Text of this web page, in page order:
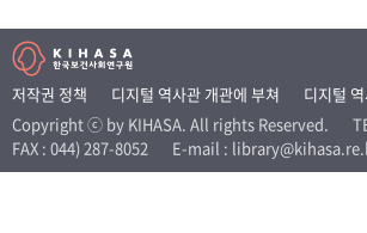
송건용
보건정책연구실
송태민
정보통계연구실 빅데이터연구센터
신희설
사업개발부 국제협력연구실
이규식
의료보험연구실
이문기
훈련부
저작권 정책 디지털 역사관 개관에 부쳐
디지털
Copyright ⓒ by KIHASA. All rights Reserved.
FAX : 044) 287-8052
E-mail :